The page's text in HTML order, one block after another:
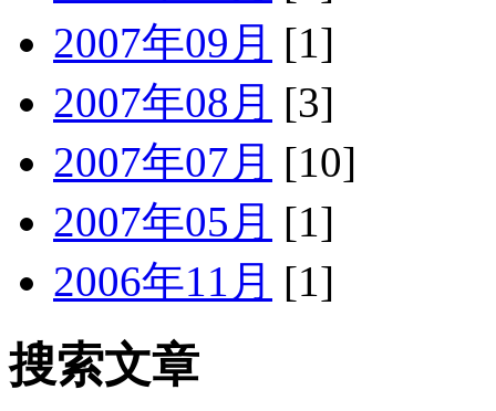
2007年09月 [1]
2007年08月 [3]
2007年07月 [10]
2007年05月 [1]
2006年11月 [1]
搜索文章